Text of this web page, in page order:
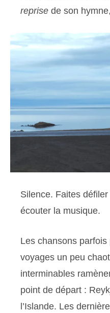
reprise de son
Silence. Faites
écouter la musique.
Les chansons
voyages un peu
interminables
point de départ :
l’Islande. Les